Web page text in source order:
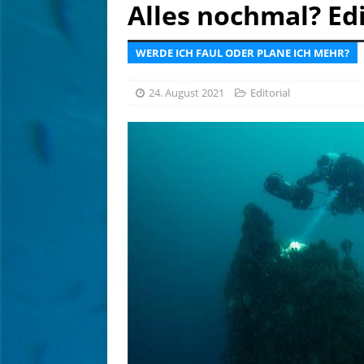
[ 6. August 2026 ]
Tief
Kein
AUSRÜSTUNG
Alles nochmal?
WERDE ICH FAUL ODER PLANE ICH MEHR?
24. August 2021 Editorial